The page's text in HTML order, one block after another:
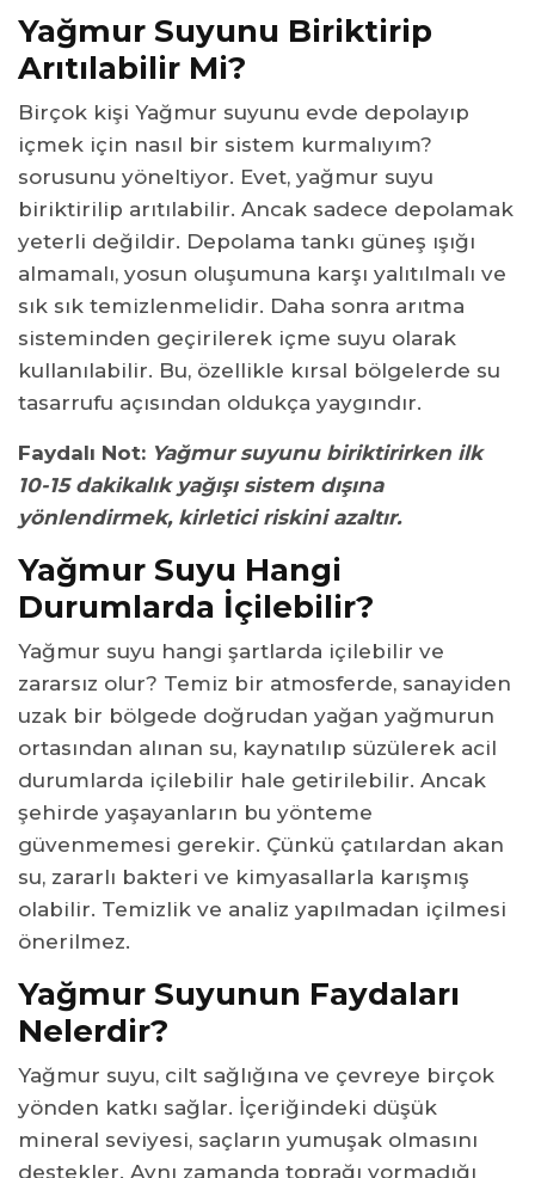
Yağmur Suyunu Biriktirip
Arıtılabilir Mi?
Birçok kişi Yağmur suyunu evde depolayıp
içmek için nasıl bir sistem kurmalıyım?
sorusunu yöneltiyor. Evet, yağmur suyu
biriktirilip arıtılabilir. Ancak sadece depolamak
yeterli değildir. Depolama tankı güneş ışığı
almamalı, yosun oluşumuna karşı yalıtılmalı ve
sık sık temizlenmelidir. Daha sonra arıtma
sisteminden geçirilerek içme suyu olarak
kullanılabilir. Bu, özellikle kırsal bölgelerde su
tasarrufu açısından oldukça yaygındır.
Faydalı Not: Yağmur suyunu biriktirirken ilk
10-15 dakikalık yağışı sistem dışına
yönlendirmek, kirletici riskini azaltır.
Yağmur Suyu Hangi
Durumlarda İçilebilir?
Yağmur suyu hangi şartlarda içilebilir ve
zararsız olur? Temiz bir atmosferde, sanayiden
uzak bir bölgede doğrudan yağan yağmurun
ortasından alınan su, kaynatılıp süzülerek acil
durumlarda içilebilir hale getirilebilir. Ancak
şehirde yaşayanların bu yönteme
güvenmemesi gerekir. Çünkü çatılardan akan
su, zararlı bakteri ve kimyasallarla karışmış
olabilir. Temizlik ve analiz yapılmadan içilmesi
önerilmez.
Yağmur Suyunun Faydaları
Nelerdir?
Yağmur suyu, cilt sağlığına ve çevreye birçok
yönden katkı sağlar. İçeriğindeki düşük
mineral seviyesi, saçların yumuşak olmasını
destekler. Aynı zamanda toprağı yormadığı